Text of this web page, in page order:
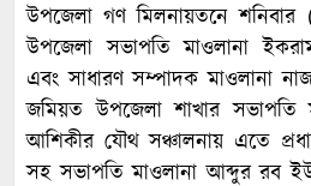
উপজেলা গণ মিলনায়তনে
উপজেলা সভাপতি মাওলানা
এবং সাধারণ সম্পাদক মাওলানা
জমিয়ত উপজেলা শাখার সভাপতি
আশিকীর যৌথ সঞ্চালনায় এতে
সহ সভাপতি মাওলানা আব্দুর রব